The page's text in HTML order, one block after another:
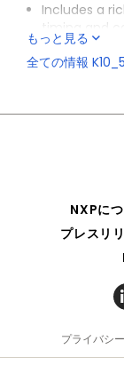
Includes a
timing and
wide range
Enables
scalability of
もっと見る
全ての情報
NXPに
プレスリ
プライバシー